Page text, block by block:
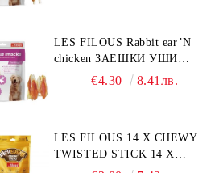
LES FILOUS Rabbit ear’N
chicken ЗАЕШКИ УШИ
лакомство за куче, 50 г
€4.30 8.41лв.
LES FILOUS 14 X CHEWY
TWISTED STICK 14 X
ДЪВЧАЩИ ДЕНТАЛНИ